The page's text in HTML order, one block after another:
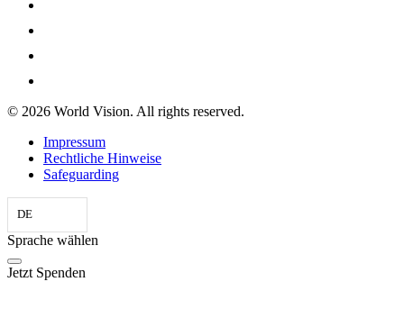
© 2026 World Vision. All rights reserved.
Impressum
Rechtliche Hinweise
Safeguarding
DE
Sprache wählen
Jetzt Spenden